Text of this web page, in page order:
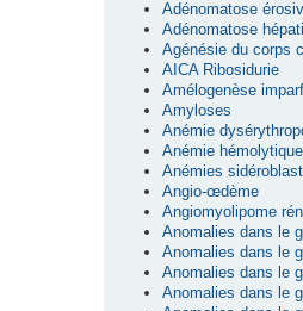
Adénomatose
Adénomatose
Agénésie du corps
AICA Ribosidurie
Amélogenèse
Amyloses
Anémie
Anémie
Anémies
Angio-œdème
Angiomyolipome
Anomalies dans le
Anomalies dans le
Anomalies dans le
Anomalies dans le